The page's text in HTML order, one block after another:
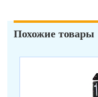
Похожие товары